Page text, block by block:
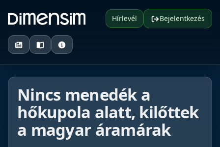
Hírlevél Bejelentkezés
Nincs menedék a
hőkupola alatt, kilőttek
a magyar áramárak